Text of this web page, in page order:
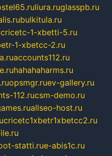
liura.ruglasspb.ru
bulkitula.ru
1-xbetti-5.ru
1-xbetcc-2.ru
accounts112.ru
hahahaharms.ru
opsmgr.ruev-gallery.ru
112.rucsm-demo.ru
allseo-host.ru
cricetc1xbetr1xbetcc2.ru
statti.rue-abis1c.ru